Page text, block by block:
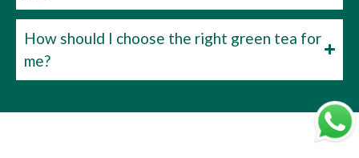
How should I choose the right green tea for
me?